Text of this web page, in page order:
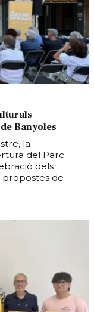
Banyoles
la
del Parc
dels
propostes de